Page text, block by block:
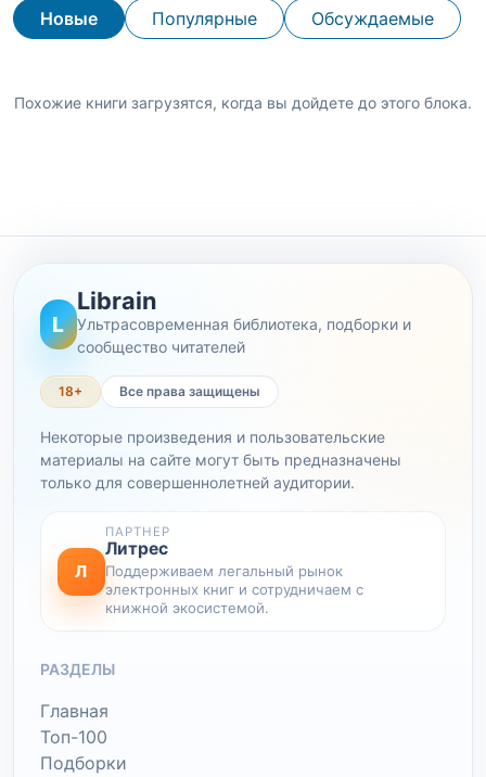
Новые Популярные Обсуждаемые
Похожие книги загрузятся, когда вы дойдете до этого блока.
L
Librain
Ультрасовременная библиотека, подборки и
сообщество читателей
18+ Все права защищены
Некоторые произведения и пользовательские
материалы на сайте могут быть предназначены
только для совершеннолетней аудитории.
Л
ПАРТНЕР
Литрес
Поддерживаем легальный рынок
электронных книг и сотрудничаем с
книжной экосистемой.
РАЗДЕЛЫ
Главная
Топ-100
Подборки